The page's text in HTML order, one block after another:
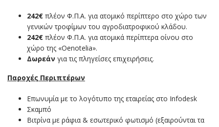
242€ πλέον Φ.Π.Α. για ατομικό περίπτερο στο χώρο των
γενικών τροφίμων του αγροδιατροφικού κλάδου.
242€ πλέον Φ.Π.Α. για ατομικά περίπτερα οίνου στο
χώρο της «Oenotelia».
Δωρεάν για τις πληγείσες επιχειρήσεις.
Παροχές Περιπτέρων
Επωνυμία με το λογότυπο της εταιρείας στο Infodesk
Σκαμπό
Βιτρίνα με ράφια & εσωτερικό φωτισμό (εξαιρούνται τα